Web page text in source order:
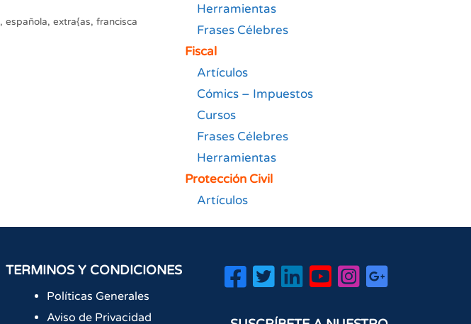
,española,extra{as,francisca
Herramientas
Frases Célebres
Fiscal
Artículos
Cómics – Impuestos
Cursos
Frases Célebres
Herramientas
Protección Civil
Artículos
TERMINOS Y CONDICIONES
Políticas Generales
Aviso de Privacidad